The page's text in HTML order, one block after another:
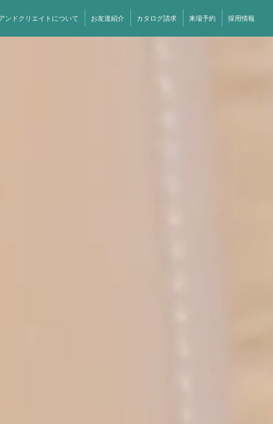
ンドクリエイトについて お友達紹介 カタログ請求 来場予約 採用情報